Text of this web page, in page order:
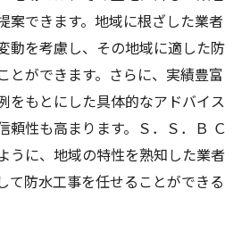
案できます。地域に根ざした業者
動を考慮し、その地域に適した防
とができます。さらに、実績豊富
をもとにした具体的なアドバイス
頼性も高まります。Ｓ．Ｓ．Ｂ Ｃ
うに、地域の特性を熟知した業者
て防水工事を任せることができる